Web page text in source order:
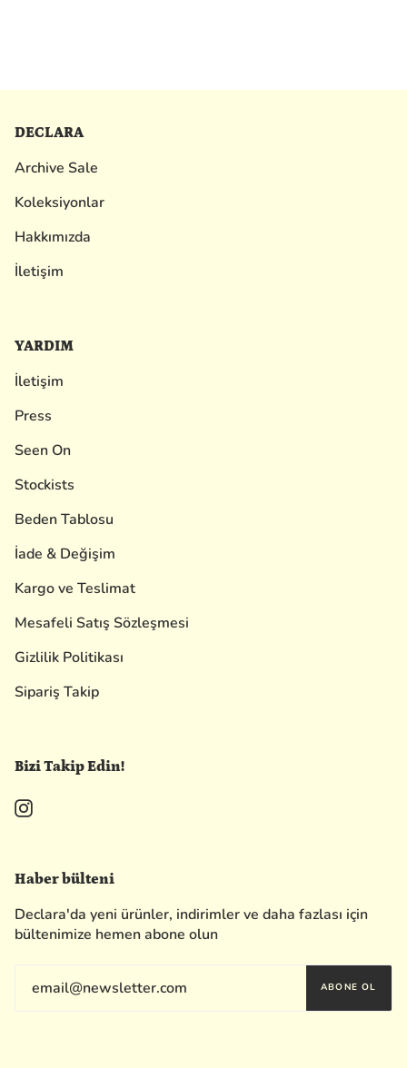
DECLARA
Archive Sale
Koleksiyonlar
Hakkımızda
İletişim
YARDIM
İletişim
Press
Seen On
Stockists
Beden Tablosu
İade & Değişim
Kargo ve Teslimat
Mesafeli Satış Sözleşmesi
Gizlilik Politikası
Sipariş Takip
Bizi Takip Edin!
Instagram
Haber bülteni
Declara'da yeni ürünler, indirimler ve daha fazlası için
bültenimize hemen abone olun
ABONE OL